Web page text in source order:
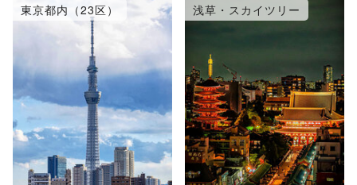
東京都内（23区） 浅草・スカイツリー